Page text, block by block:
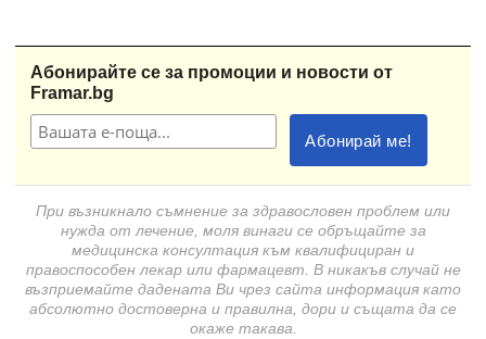
Абонирайте се за промоции и новости от
Framar.bg
При възникнало съмнение за здравословен проблем или
нужда от лечение, моля винаги се обръщайте за
медицинска консултация към квалифициран и
правоспособен лекар или фармацевт. В никакъв случай не
възприемайте дадената Ви чрез сайта информация като
абсолютно достоверна и правилна, дори и същата да се
окаже такава.